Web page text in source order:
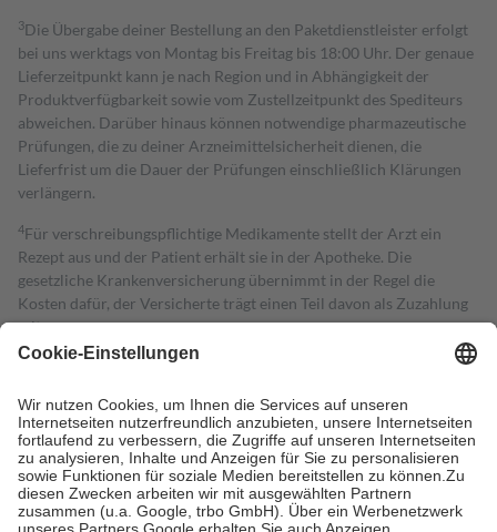
3Die Übergabe deiner Bestellung an den Paketdienstleister erfolgt
bei uns werktags von Montag bis Freitag bis 18:00 Uhr. Der genaue
Lieferzeitpunkt kann je nach Region und in Abhängigkeit der
Produktverfügbarkeit sowie vom Zustellzeitpunkt des Spediteurs
abweichen. Darüber hinaus können notwendige pharmazeutische
Prüfungen, die zu deiner Arzneimittelsicherheit dienen, die
Lieferfrist um die Dauer der Prüfungen einschließlich Klärungen
verlängern.
4Für verschreibungspflichtige Medikamente stellt der Arzt ein
Rezept aus und der Patient erhält sie in der Apotheke. Die
gesetzliche Krankenversicherung übernimmt in der Regel die
Kosten dafür, der Versicherte trägt einen Teil davon als Zuzahlung
mit.
Grundsätzlich leisten Mitglieder Zuzahlungen in Höhe von zehn
höchstens zehn Euro.
Es sind jedoch nie mehr als die tatsächlichen
Kosten der Leistung zu entrichten.
Diese Regeln gelten grundsätzlich auch für Online-Apotheken.
Bei Heilmitteln und häuslicher Krankenpflege beträgt die
Zuzahlung zehn Prozent der Kosten sowie zehn Euro je
Verordnung.